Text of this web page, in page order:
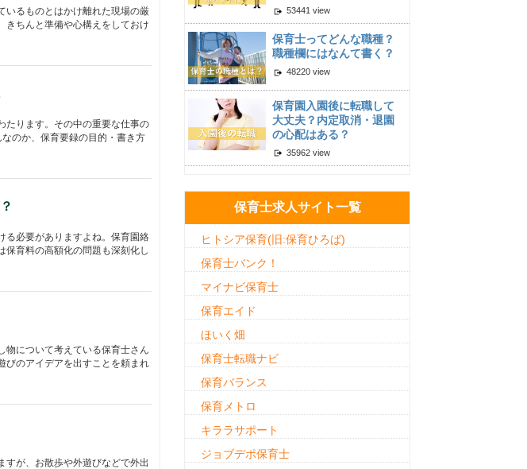
いるものとはかけ離れた現場の厳
きちんと準備や心構えをしておけ
たります。その中の重要な仕事の
のか、保育要録の目的・書き方
る必要がありますよね。保育園絡
保育料の高額化の問題も深刻化し
物について考えている保育士さん
びのアイデアを出すことを頼まれ
すが、お散歩や外遊びなどで外出
53441 view
保育士ってどんな職種？
職種欄にはなんて書く？
48220 view
保育園入園後に転職して
大丈夫？内定取消・退園
の心配はある？
35962 view
保育士求人サイト一覧
ヒトシア保育(旧:保育ひろば)
保育士バンク！
マイナビ保育士
保育エイド
ほいく畑
保育士転職ナビ
保育バランス
保育メトロ
キララサポート
ジョブデポ保育士